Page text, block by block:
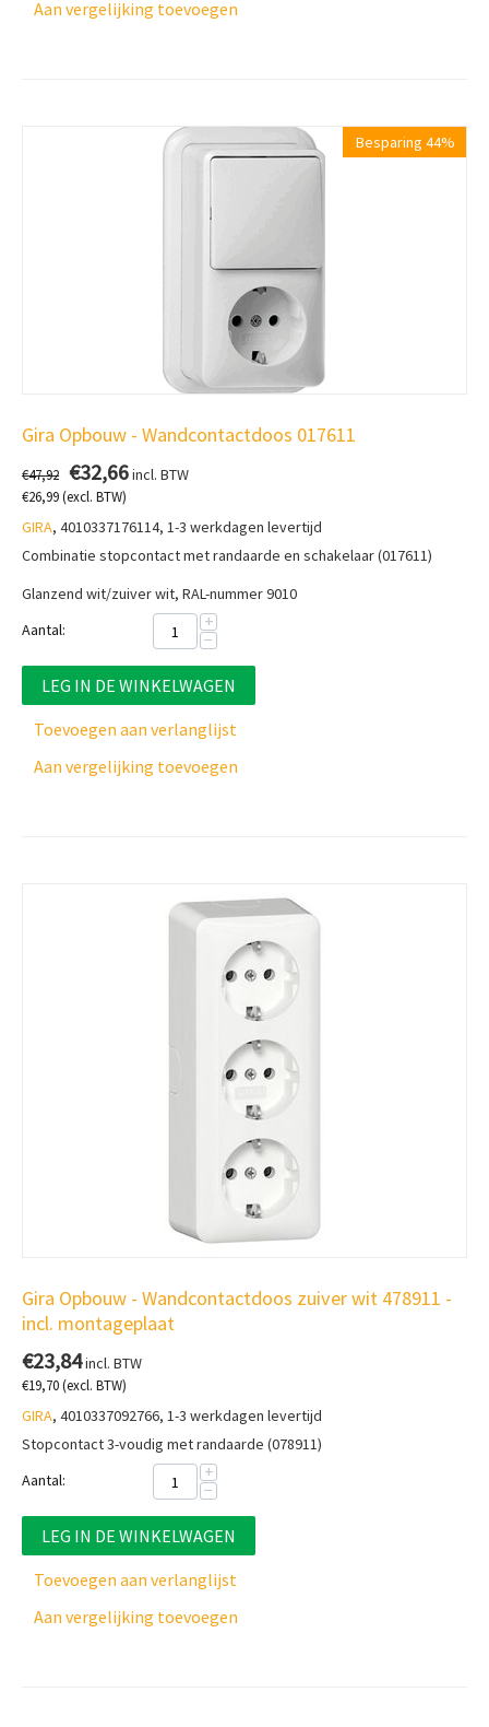
Aan vergelijking toevoegen
Besparing 44%
Gira Opbouw - Wandcontactdoos 017611
€47,92 €32,66incl. BTW
€26,99(excl. BTW)
GIRA, 4010337176114, 1-3 werkdagen levertijd
Combinatie stopcontact met randaarde en schakelaar (017611)
Glanzend wit/zuiver wit, RAL-nummer 9010
Aantal:
+
−
LEG IN DE WINKELWAGEN
Toevoegen aan verlanglijst
Aan vergelijking toevoegen
Gira Opbouw - Wandcontactdoos zuiver wit 478911 -
incl. montageplaat
€23,84incl. BTW
€19,70(excl. BTW)
GIRA, 4010337092766, 1-3 werkdagen levertijd
Stopcontact 3-voudig met randaarde (078911)
Aantal:
+
−
LEG IN DE WINKELWAGEN
Toevoegen aan verlanglijst
Aan vergelijking toevoegen